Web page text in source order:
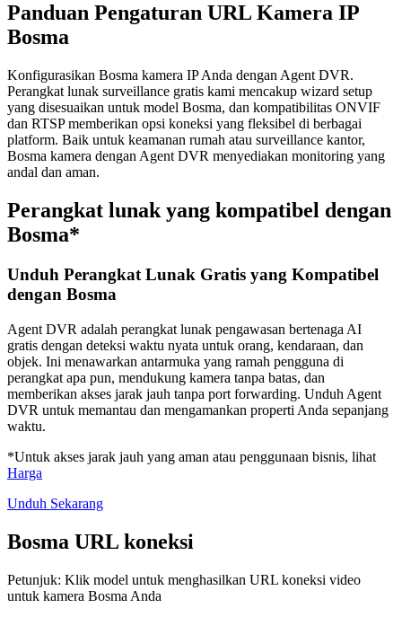
Panduan Pengaturan URL Kamera IP
Bosma
Konfigurasikan Bosma kamera IP Anda dengan Agent DVR.
Perangkat lunak surveillance gratis kami mencakup wizard setup
yang disesuaikan untuk model Bosma, dan kompatibilitas ONVIF
dan RTSP memberikan opsi koneksi yang fleksibel di berbagai
platform. Baik untuk keamanan rumah atau surveillance kantor,
Bosma kamera dengan Agent DVR menyediakan monitoring yang
andal dan aman.
Perangkat lunak yang kompatibel dengan
Bosma*
Unduh Perangkat Lunak Gratis yang Kompatibel
dengan Bosma
Agent DVR adalah perangkat lunak pengawasan bertenaga AI
gratis dengan deteksi waktu nyata untuk orang, kendaraan, dan
objek. Ini menawarkan antarmuka yang ramah pengguna di
perangkat apa pun, mendukung kamera tanpa batas, dan
memberikan akses jarak jauh tanpa port forwarding. Unduh Agent
DVR untuk memantau dan mengamankan properti Anda sepanjang
waktu.
*Untuk akses jarak jauh yang aman atau penggunaan bisnis, lihat
Harga
Unduh Sekarang
Bosma URL koneksi
Petunjuk: Klik model untuk menghasilkan URL koneksi video
untuk kamera Bosma Anda